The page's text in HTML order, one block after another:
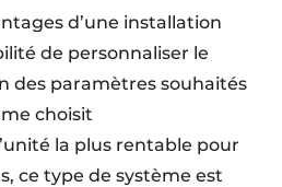
d’une installation
de personnaliser le
des paramètres souhaités
choisit
la plus rentable pour
ce type de système est